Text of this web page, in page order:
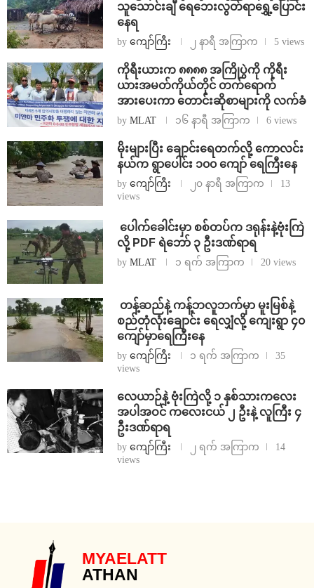
သူသောင်းချီ ရေဘေးလွတ်ရာရွှေ့ပြောင်း
နေရ
by ကျော်ကြီး ၂ နာရီ အကြာက 5 views
ကိုရီးယားက ၈၈၈၈ အကြိုပွဲကို ကိုရီး
ယားအမတ်ကိုယ်တိုင် တက်ရောက်
အားပေးကာ တောင်းဆိုစာများကို လက်ခံ
by MLAT ၁၆ နာရီ အကြာက 6 views
⁨မိုးများပြီး ချောင်းရေတက်လို့ ကောလင်း
နယ်က ရွာပေါင်း ၁၀၀ ကျော် ရေကြီးနေ
by ကျော်ကြီး ၂၀ နာရီ အကြာက
13
views
⁩ ⁨ပေါက်ခေါင်းမှာ စစ်တပ်က ဒရုန်းနဲ့ဗုံးကြဲ
လို့ PDF ရဲဘော် ၃ ဦးဒဏ်ရာရ
by MLAT ၁ ရက် အကြာက 20 views
⁩ ⁨တန့်ဆည်နဲ့ ကန့်ဘလူဘက်မှာ မူးမြစ်နဲ့
စည်တုံလုံးချောင်း ရေလျှံလို့ ကျေးရွာ ၄၀
ကျော်မှာရေကြီးနေ
by ကျော်ကြီး ၁ ရက် အကြာက
35
views
⁨လေယာဉ်နဲ့ ဗုံးကြဲလို့ ၁ နှစ်သားကလေး
အပါအဝင် ကလေးငယ် ၂ ဦးနဲ့ လူကြီး ၄
ဦးဒဏ်ရာရ
by ကျော်ကြီး ၂ ရက် အကြာက
14
views
MYAELATT
ATHAN